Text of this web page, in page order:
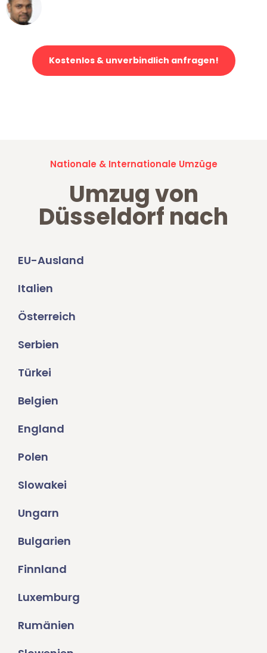
Kostenlos & unverbindlich anfragen!
Nationale & Internationale Umzüge
Umzug von
Düsseldorf nach
EU-Ausland
Italien
Österreich
Serbien
Türkei
Belgien
England
Polen
Slowakei
Ungarn
Bulgarien
Finnland
Luxemburg
Rumänien